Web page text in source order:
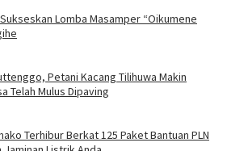
Sukseskan Lomba Masamper “Oikumene
Petani Kacang Tilihuwa Makin
Telah Mulus Dipaving
Terhibur Berkat 125 Paket Bantuan PLN